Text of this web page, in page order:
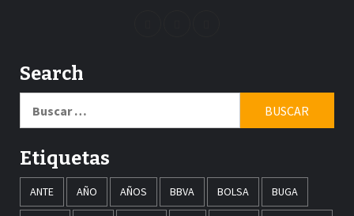
Search
Etiquetas
ANTE AÑO AÑOS BBVA BOLSA BUGA